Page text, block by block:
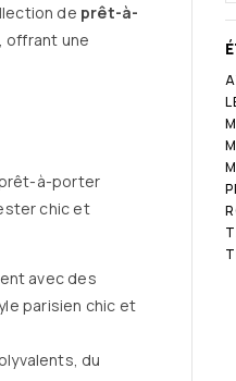
de prêt-à-
offrant une
prêt-à-porter
chic et
avec des
parisien chic et
du